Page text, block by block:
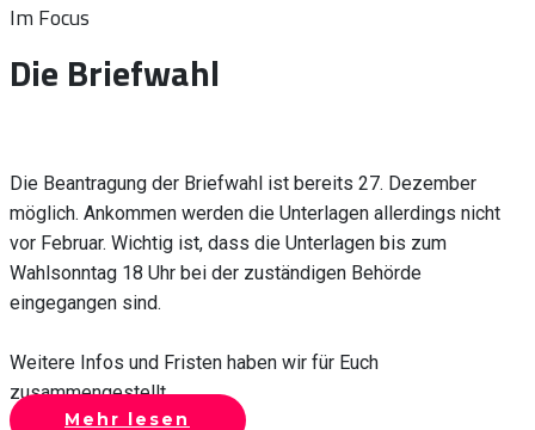
Im Focus
Die Briefwahl
Die Beantragung der Briefwahl ist bereits 27. Dezember
möglich. Ankommen werden die Unterlagen allerdings nicht
vor Februar. Wichtig ist, dass die Unterlagen bis zum
Wahlsonntag 18 Uhr bei der zuständigen Behörde
eingegangen sind.
Weitere Infos und Fristen haben wir für Euch
zusammengestellt.
Mehr lesen